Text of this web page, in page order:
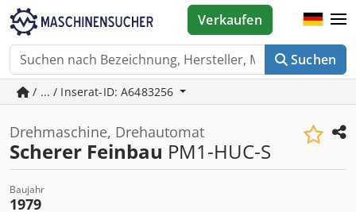
Suchen
Verkaufen
/ ... / Inserat-ID: A6483256
Drehmaschine, Drehautomat
Scherer Feinbau PM1-HUC-S
Baujahr
1979